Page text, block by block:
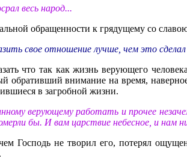
весь народ...
обращенности к грядущему со
свое отношение лучше, чем это
что так как жизнь верующего
обративший внимание на время,
в загробной жизни.
верующему работать и прочее
бы. И вам царствие небесное, и нам
Господь не творил его, потерял